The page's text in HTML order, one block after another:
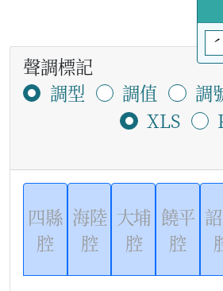
ˊ
聲調標記
調型
調值
調
XLS
四縣
腔
海陸
腔
大埔
腔
饒平
腔